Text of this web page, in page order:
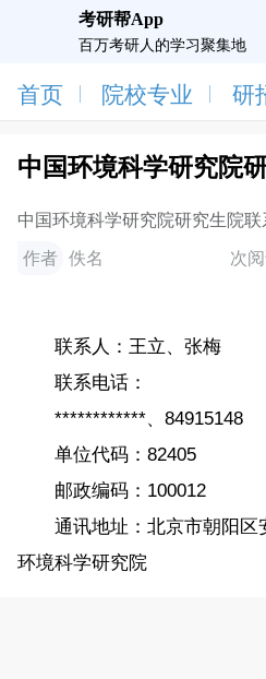
考研帮App
百万考研人的学习聚集地
首页 院校专业 研
中国环境科学研究院
中国环境科学研究院研究生院联
作者 佚名 次
联系人：王立、张梅
联系电话：
************、84915148
单位代码：82405
邮政编码：100012
通讯地址：北京市朝阳区
环境科学研究院